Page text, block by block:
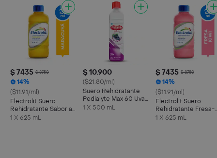
$ 7435 $ 8750
14%
($11.91/ml)
Electrolit Suero
Rehidratante Sabor a
Maracuyá
1 X 625 mL
$ 10.900
($21.80/ml)
Suero Rehidratante
Pedialyte Max 60 Uva
Frasco 500 mL
1 X 500 mL
$ 7435 $ 8750
14%
($11.91/ml)
Electrolit Suero
Rehidratante Fresa-
Kiwi
1 X 625 mL